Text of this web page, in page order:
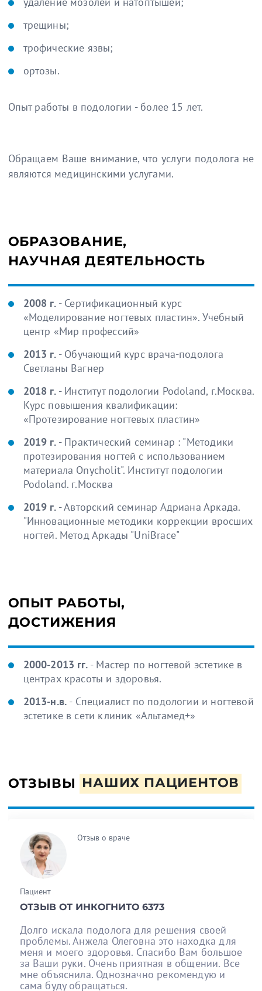
трещины;
трофические язвы;
ортозы.
Опыт работы в подологии - более 15 лет.
Обращаем Ваше внимание, что услуги подолога не
являются медицинскими услугами.
ОБРАЗОВАНИЕ,
НАУЧНАЯ ДЕЯТЕЛЬНОСТЬ
2008 г.- Сертификационный курс
«Моделирование ногтевых пластин». Учебный
центр «Мир профессий»
2013 г.- Обучающий курс врача-подолога
Светланы Вагнер
2018 г.- Институт подологии Podoland, г.Москва.
Курс повышения квалификации:
«Протезирование ногтевых пластин»
2019 г.- Практический семинар : "Методики
протезирования ногтей с использованием
материала Onycholit". Институт подологии
Podoland. г.Москва
2019 г.- Авторский семинар Адриана Аркада.
"Инновационные методики коррекции вросших
ногтей. Метод Аркады "UniBrace"
ОПЫТ РАБОТЫ,
ДОСТИЖЕНИЯ
2000-2013 гг. - Мастер по ногтевой эстетике в
центрах красоты и здоровья.
2013-н.в. - Специалист по подологии и ногтевой
эстетике в сети клиник «Альтамед+»
ОТЗЫВЫ НАШИХ ПАЦИЕНТОВ
Отзыв о враче
Пациент
ОТЗЫВ ОТ ИНКОГНИТО 6373
Долго искала подолога для решения своей
проблемы. Анжела Олеговна это находка для
меня и моего здоровья. Спасибо Вам большое
за Ваши руки. Очень приятная в общении. Все
мне объяснила. Однозначно рекомендую и
сама буду обращаться.